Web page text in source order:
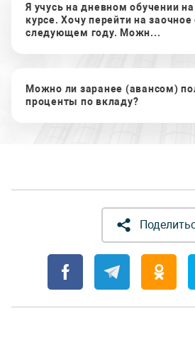
Я учусь на дневном обучении
курсе. Хочу перейти на заочное
следующем году. Можн...
Можно ли заранее (авансом)
проценты по вкладу?